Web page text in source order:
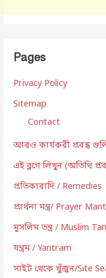
Pages
Privacy Policy
Sitemap
Contact
আরও কার্যকরী প্রবন্ধ
এই ব্লগে লিখুন (অতিথি
প্রতিকারাদি / Remedies
প্রার্থনা মন্ত্র/ Prayer
মুসলিম তন্ত্র / Muslim
যন্ত্রম / Yantram
সাইট থেকে খুঁজুন/Site